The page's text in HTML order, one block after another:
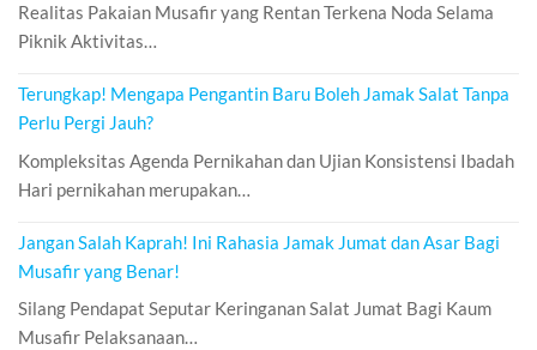
Realitas Pakaian Musafir yang Rentan Terkena Noda Selama
Piknik Aktivitas…
Terungkap! Mengapa Pengantin Baru Boleh Jamak Salat Tanpa
Perlu Pergi Jauh?
Kompleksitas Agenda Pernikahan dan Ujian Konsistensi Ibadah
Hari pernikahan merupakan…
Jangan Salah Kaprah! Ini Rahasia Jamak Jumat dan Asar Bagi
Musafir yang Benar!
Silang Pendapat Seputar Keringanan Salat Jumat Bagi Kaum
Musafir Pelaksanaan…